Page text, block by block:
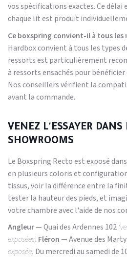
vos spécifications exactes. Ce
chaque lit est produit
Ce boxspring convient-il à tous les
Hardbox convient à tous les types
ressorts est particulièrement
à ressorts ensachés pour
Nos conseillers vérifient la
avant la commande.
VENEZ L'ESSAYER DANS
SHOWROOMS
Le Boxspring Recto est exposé dans
en plusieurs coloris et
tissus, voir la différence entre la
tester la hauteur des pieds, et
votre chambre avec l'aide de nos
Angleur— Quai des Ardennes 102
exposées) Fléron— Avenue des
exposée) Du mercredi au samedi de